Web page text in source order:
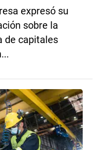
expresó su
sobre la
de capitales